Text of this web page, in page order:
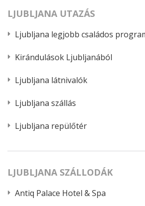
LJUBLJANA UTAZÁS
Ljubljana legjobb családos
Kirándulások Ljubljanából
Ljubljana látnivalók
Ljubljana szállás
Ljubljana repülőtér
LJUBLJANA SZÁLLODÁK
Antiq Palace Hotel & Spa